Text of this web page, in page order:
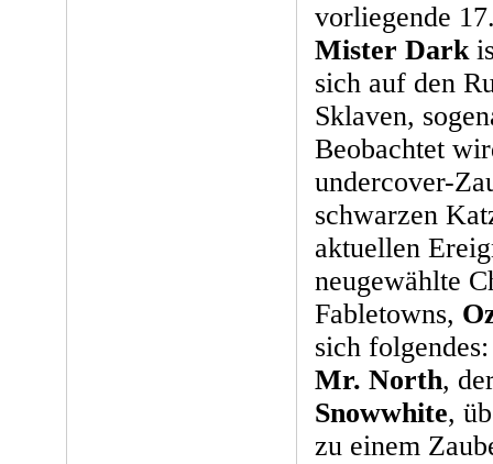
vorliegende
Mister Dark
sich auf den
Sklaven,
Beobachtet
undercover-
schwarzen
aktuellen
neugewählte
Fabletowns,
sich folgendes:
Mr. North,
Snowwhite,
zu einem